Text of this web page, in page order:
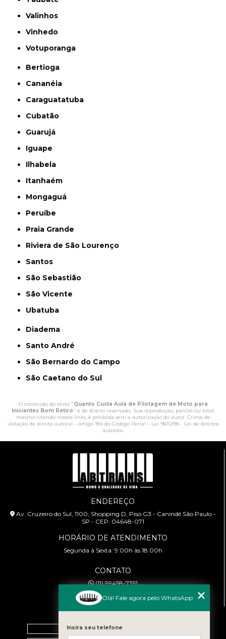
Valinhos
Vinhedo
Votuporanga
Bertioga
Cananéia
Caraguatatuba
Cubatão
Guarujá
Iguape
Ilhabela
Itanhaém
Mongaguá
Peruíbe
Praia Grande
Riviera de São Lourenço
Santos
São Sebastião
São Vicente
Ubatuba
Diadema
Santo André
São Bernardo do Campo
São Caetano do Sul
O conteúdo do texto "Quanto Custa Aula de Pilotagem de Moto para
Iniciantes Bom Retiro" é de direito reservado. Sua reprodução, parcial ou total,
mesmo citando nossos links, é proibida sem a autorização do autor. Crime de
violação de direito autoral – artigo 184 do Código Penal – Lei 9610/98 - Lei de direitos
autorais.
ENDEREÇO
Av. Cruzeiro do Sul, 1100, Shopping D, Piso G3 - Canindé São Paulo -
SP - CEP: 04648-071
HORÁRIO DE ATENDIMENTO
Segunda à Sexta: 9:00h às 18:00h
CONTATO
(11) 99458-7351
cursoabtrans@gmail.com
Home
Olá! Fale agora pelo WhatsApp
Insira seu telefone